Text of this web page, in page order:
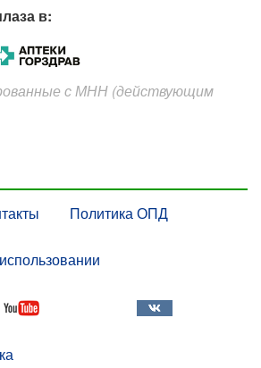
в:
с МНН (действующим
Политика ОПД